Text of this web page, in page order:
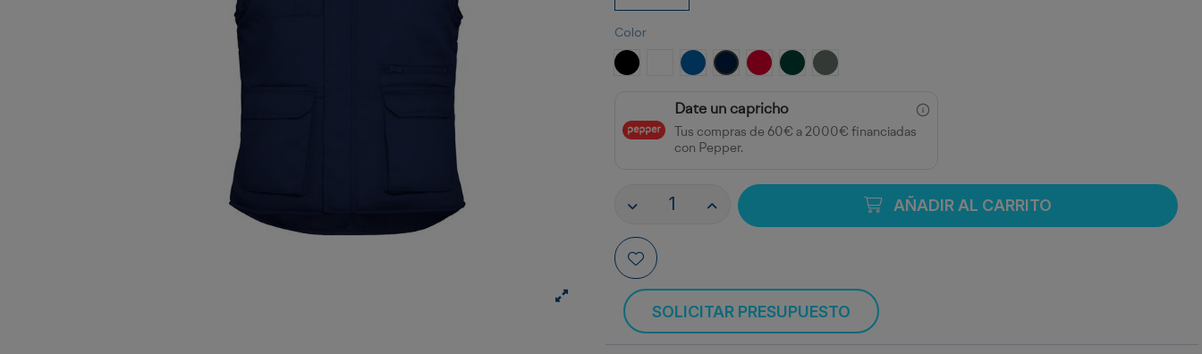
Color
NEGRO BLANCOROYAL MARINOROJO VERDE BOTELLA
PLOMO
Date un capricho
Tus compras de 60€ a 2000€ financiadas
con Pepper.
AÑADIR AL CARRITO
SOLICITAR PRESUPUESTO